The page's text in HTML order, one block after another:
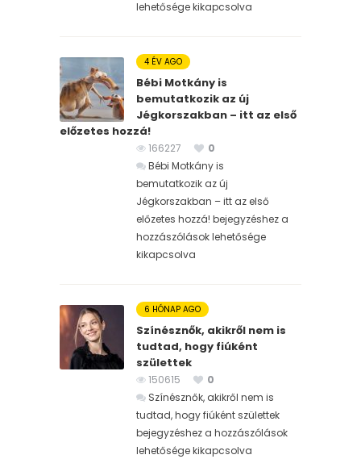
lehetősége kikapcsolva
4 ÉV AGO
Bébi Motkány is
bemutatkozik az új
Jégkorszakban – itt az első
előzetes hozzá!
166227
0
Bébi Motkány is
bemutatkozik az új
Jégkorszakban – itt az első
előzetes hozzá! bejegyzéshez a
hozzászólások lehetősége
kikapcsolva
6 HÓNAP AGO
Színésznők, akikről nem is
tudtad, hogy fiúként
születtek
150615
0
Színésznők, akikről nem is
tudtad, hogy fiúként születtek
bejegyzéshez a hozzászólások
lehetősége kikapcsolva